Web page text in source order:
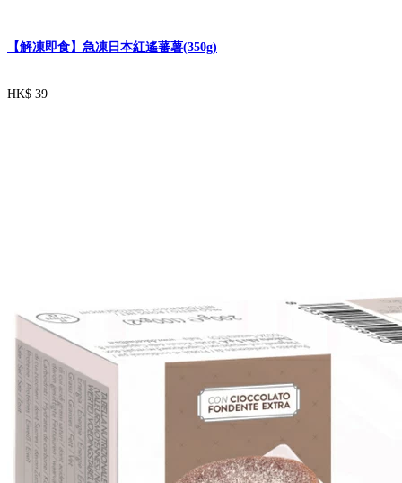
【解凍即食】急凍日本紅遙蕃薯(350g)
HK$ 39